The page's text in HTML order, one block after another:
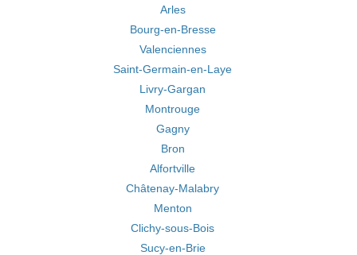
Arles
Bourg-en-Bresse
Valenciennes
Saint-Germain-en-Laye
Livry-Gargan
Montrouge
Gagny
Bron
Alfortville
Châtenay-Malabry
Menton
Clichy-sous-Bois
Sucy-en-Brie